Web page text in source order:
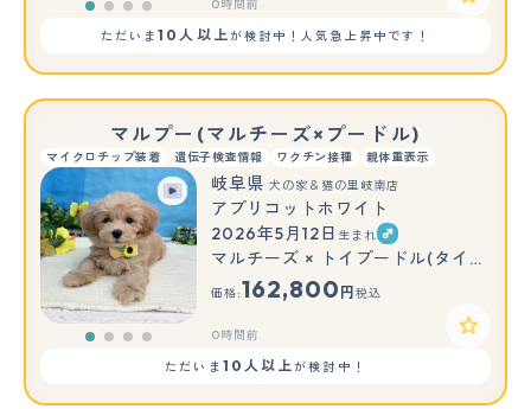
0時間前
ただいま10人以上が検討中！人気急上昇中です！
マルプー(マルチーズ×プードル)
マイクロチップ装着 遺伝子検査情報 ワクチン接種 親体重表示
岐阜県 犬の家＆猫の里岐南店
アプリコットホワイト
2026年5月12日 生まれ
マルチーズ × トイプードル(タイニー)
価格:162,800 円 税込
0時間前
ただいま 10人以上が検討中！